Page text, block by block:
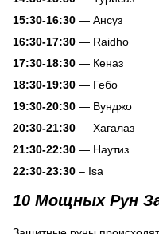
15:30-16:30 — Ансуз
16:30-17:30 — Raidho
17:30-18:30 — Кеназ
18:30-19:30 — Гебо
19:30-20:30 — Вунджо
20:30-21:30 — Хагалаз
21:30-22:30 — Наутиз
22:30-23:30 – Isa
10 Мощных Рун